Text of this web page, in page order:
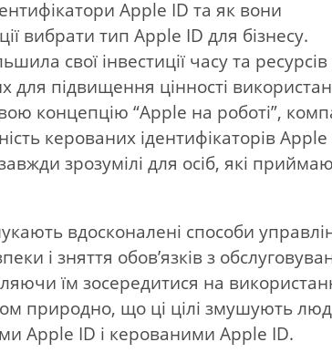
Apple ID та як вони
вибрати тип Apple ID для бізнесу.
свої інвестиції часу та ресурсів
для підвищення цінності
концепцію “Apple на роботі”,
керованих ідентифікаторів
зрозумілі для осіб, які
вдосконалені способи
і зняття обов’язків з
їм зосередитися на
природно, що ці цілі змушують
Apple ID і керованими Apple ID.